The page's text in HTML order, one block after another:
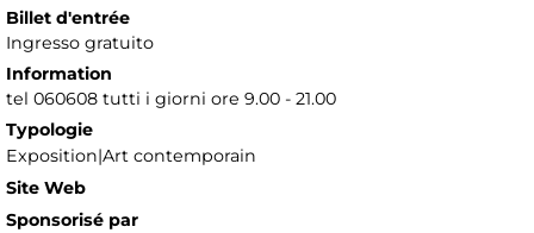
Billet d'entrée
Ingresso gratuito
Information
tel 060608 tutti i giorni ore 9.00 - 21.00
Typologie
Exposition|Art contemporain
Site Web
Sponsorisé par